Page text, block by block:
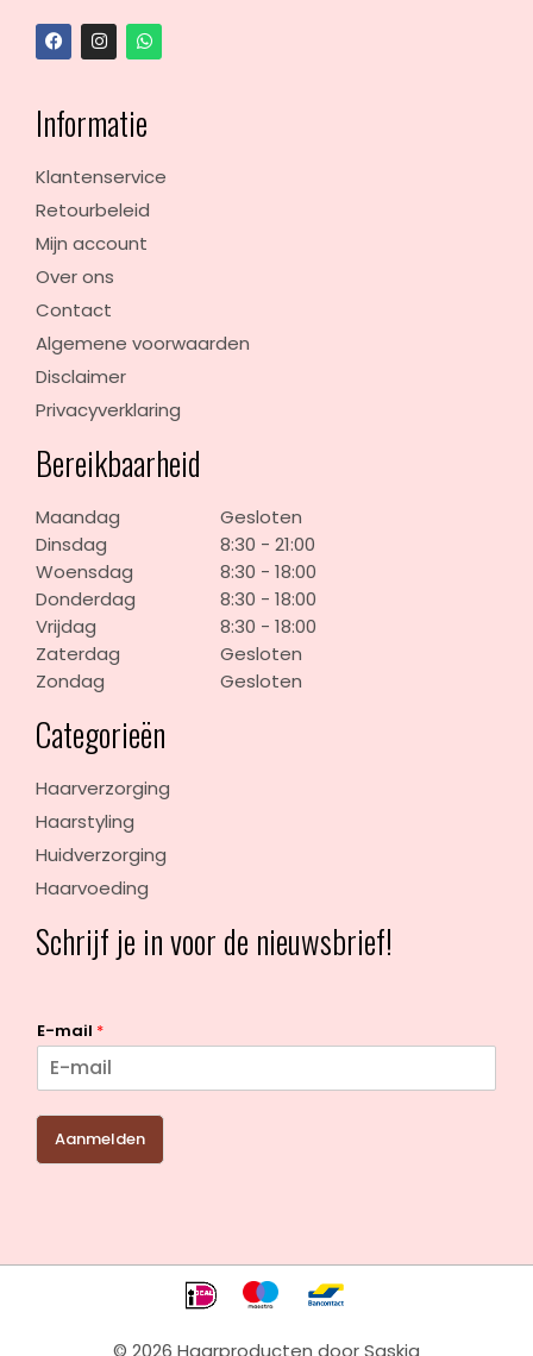
Informatie
Klantenservice
Retourbeleid
Mijn account
Over ons
Contact
Algemene voorwaarden
Disclaimer
Privacyverklaring
Bereikbaarheid
Maandag
Dinsdag
Woensdag
Donderdag
Vrijdag
Zaterdag
Zondag
Gesloten
8:30 - 21:00
8:30 - 18:00
8:30 - 18:00
8:30 - 18:00
Gesloten
Gesloten
Categorieën
Haarverzorging
Haarstyling
Huidverzorging
Haarvoeding
Schrijf je in voor de nieuwsbrief!
E-mail *
Aanmelden
© 2026 Haarproducten door Saskia